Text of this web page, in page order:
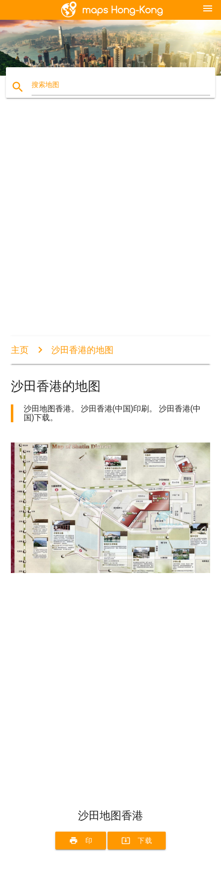
menu
search 搜索地图
主页 沙田香港的地图
沙田香港的地图
沙田地图香港。 沙田香港(中国)印刷。 沙田香港(中
国)下载。
沙田地图香港
print 印 system_update_alt 下载